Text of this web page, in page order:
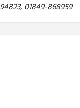
01849-868959